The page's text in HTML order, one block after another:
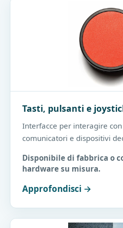
Tasti, pulsanti e
Interfacce per interagire
comunicatori e dispositivi
Disponibile di fabbrica o
hardware su misura.
Approfondisci →